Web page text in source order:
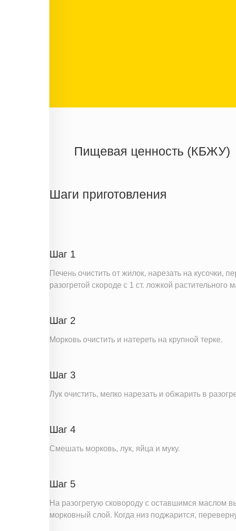
Пищевая ценность (КБЖУ)
Белки
Шаги приготовления
Шаг 1
Печень очистить от жилок, нарезать на кусочки,
разогретой скороде с 1 ст. ложкой растительного
Шаг 2
Морковь очистить и натереть на крупной терке.
Шаг 3
Лук очистить, мелко нарезать и обжарить в
Шаг 4
Смешать морковь, лук, яйца и муку.
Шаг 5
На разогретую сковороду с оставшимся маслом
морковный слой. Когда низ поджарится,